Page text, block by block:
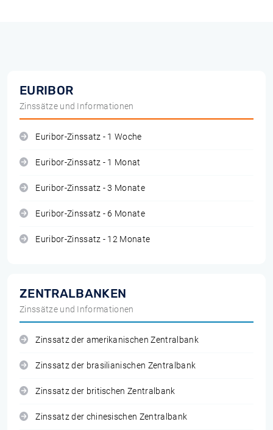
EURIBOR
Zinssätze und Informationen
Euribor-Zinssatz - 1 Woche
Euribor-Zinssatz - 1 Monat
Euribor-Zinssatz - 3 Monate
Euribor-Zinssatz - 6 Monate
Euribor-Zinssatz - 12 Monate
ZENTRALBANKEN
Zinssätze und Informationen
Zinssatz der amerikanischen Zentralbank
Zinssatz der brasilianischen Zentralbank
Zinssatz der britischen Zentralbank
Zinssatz der chinesischen Zentralbank